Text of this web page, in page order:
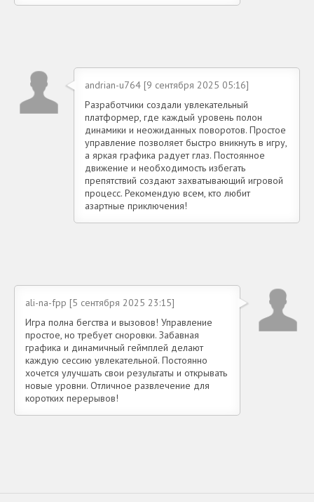
andrian-u764 [9 сентября 2025 05:16]
Разработчики создали увлекательный
платформер, где каждый уровень полон
динамики и неожиданных поворотов. Простое
управление позволяет быстро вникнуть в игру,
а яркая графика радует глаз. Постоянное
движение и необходимость избегать
препятствий создают захватывающий игровой
процесс. Рекомендую всем, кто любит
азартные приключения!
ali-na-fpp [5 сентября 2025 23:15]
Игра полна бегства и вызовов! Управление
простое, но требует сноровки. Забавная
графика и динамичный геймплей делают
каждую сессию увлекательной. Постоянно
хочется улучшать свои результаты и открывать
новые уровни. Отличное развлечение для
коротких перерывов!